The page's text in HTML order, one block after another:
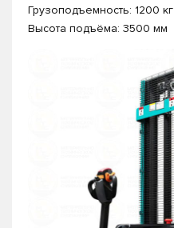
Грузоподъемность: 1200 кг
Высота подъёма: 3500 мм